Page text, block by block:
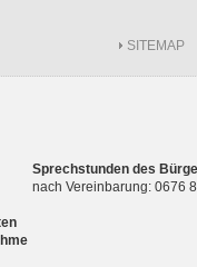
SITEMAP
Sprechstunden des
nach Vereinbarung: 0676